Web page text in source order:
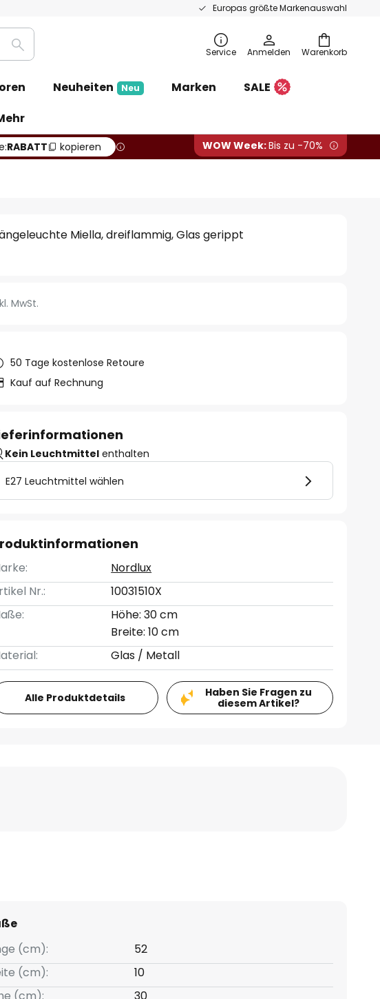
Europas größte Markenauswahl
Warenkorb
Suche Service Anmelden
Neuheiten Neu Marken
SALE
RABATT kopieren WOW Week:Bis zu -70%
Miella, dreiflammig, Glas gerippt
MwSt.
50 Tage kostenlose Retoure
Kauf auf Rechnung
Kein Leuchtmittel enthalten
E27 Leuchtmittel wählen
Nordlux
Nr.:
10031510X
Höhe: 30 cm
Breite: 10 cm
Glas / Metall
Alle Produktdetails
Haben Sie Fragen zu
diesem Artikel?
(cm):
52
(cm):
10